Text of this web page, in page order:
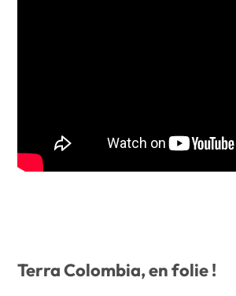
Terra Colombia, en folie !